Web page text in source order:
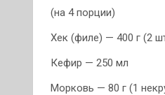
(на 4 порции)
Хек (филе) — 400 г (2
Кефир — 250 мл
Морковь — 80 г (1